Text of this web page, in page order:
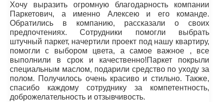
Хочу выразить огромную благодарность компании
Паркетович, а именно Алексею и его команде.
Обратились в компанию, рассказали о своих
предпочтениях. Сотрудники помогли выбрать
штучный паркет, начертили проект под нашу квартиру,
помогли с выбором цвета, а самое важное , все
выполнили в срок и качественно!Паркет покрыли
специальным маслом, подарили средство по уходу за
полом. Получилось очень красиво и стильно. Также,
спасибо каждому сотруднику за компетентность,
доброжелательность и отзывчивость.